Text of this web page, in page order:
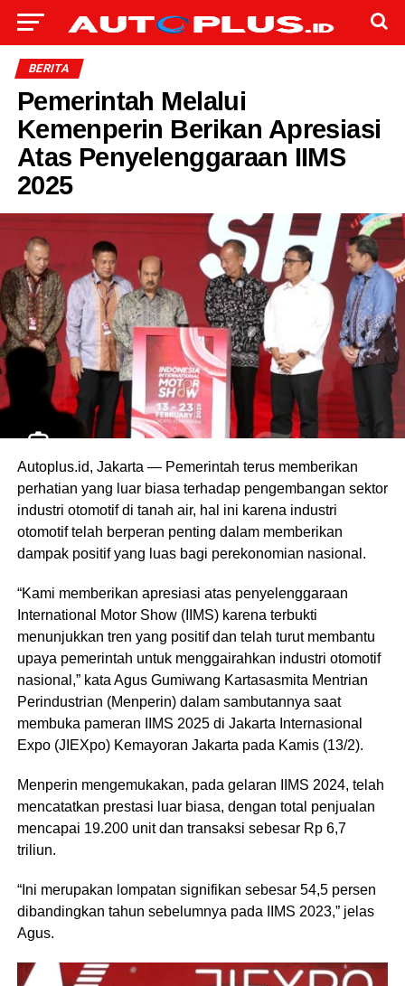
BERITA
Pemerintah Melalui
Kemenperin Berikan Apresiasi
Atas Penyelenggaraan IIMS
2025
Autoplus.id, Jakarta — Pemerintah terus memberikan
perhatian yang luar biasa terhadap pengembangan sektor
industri otomotif di tanah air, hal ini karena industri
otomotif telah berperan penting dalam memberikan
dampak positif yang luas bagi perekonomian nasional.
“Kami memberikan apresiasi atas penyelenggaraan
International Motor Show (IIMS) karena terbukti
menunjukkan tren yang positif dan telah turut membantu
upaya pemerintah untuk menggairahkan industri otomotif
nasional,” kata Agus Gumiwang Kartasasmita Mentrian
Perindustrian (Menperin) dalam sambutannya saat
membuka pameran IIMS 2025 di Jakarta Internasional
Expo (JIEXpo) Kemayoran Jakarta pada Kamis (13/2).
Menperin mengemukakan, pada gelaran IIMS 2024, telah
mencatatkan prestasi luar biasa, dengan total penjualan
mencapai 19.200 unit dan transaksi sebesar Rp 6,7
triliun.
“Ini merupakan lompatan signifikan sebesar 54,5 persen
dibandingkan tahun sebelumnya pada IIMS 2023,” jelas
Agus.